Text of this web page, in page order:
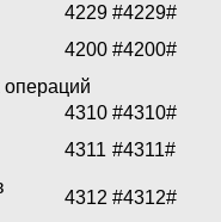
4229 #4229#
4200 #4200#
4310 #4310#
4311 #4311#
4312 #4312#